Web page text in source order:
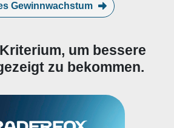
Gewinnwachstum
um bessere
zu bekommen.